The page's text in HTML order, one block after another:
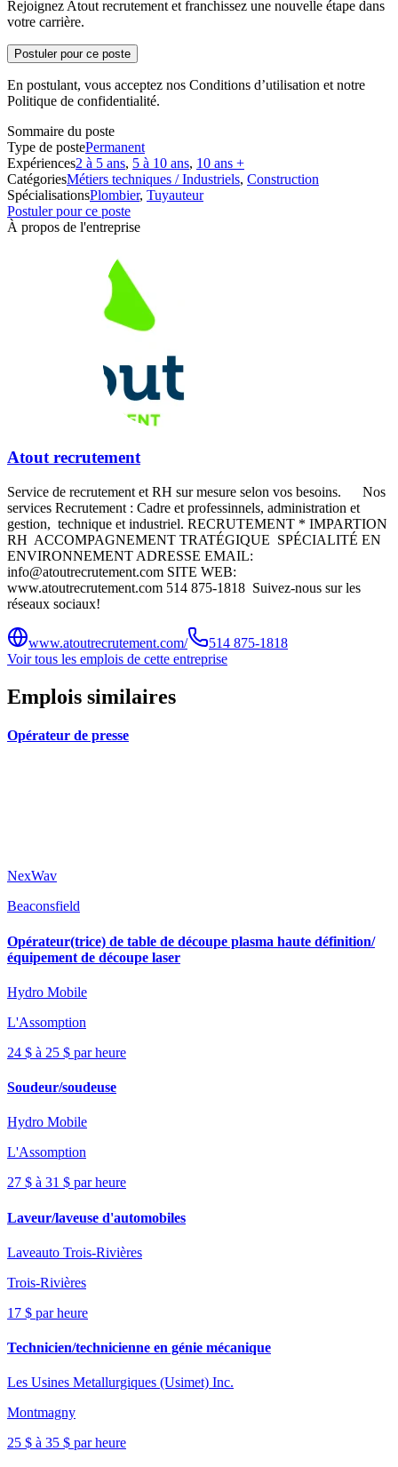
Rejoignez Atout recrutement et franchissez une nouvelle étape dans
votre carrière.
Postuler pour ce poste
En postulant, vous acceptez nos Conditions d’utilisation et notre
Politique de confidentialité.
Sommaire du poste
Type de postePermanent
Expériences2 à 5 ans, 5 à 10 ans, 10 ans +
CatégoriesMétiers techniques / Industriels, Construction
SpécialisationsPlombier, Tuyauteur
Postuler pour ce poste
À propos de l'entreprise
Atout recrutement
Service de recrutement et RH sur mesure selon vos besoins. Nos
services Recrutement : Cadre et professinnels, administration et
gestion, technique et industriel. RECRUTEMENT * IMPARTION
RH ACCOMPAGNEMENT TRATÉGIQUE SPÉCIALITÉ EN
ENVIRONNEMENT ADRESSE EMAIL:
info@atoutrecrutement.com SITE WEB:
www.atoutrecrutement.com 514 875-1818 Suivez-nous sur les
réseaux sociaux!
www.atoutrecrutement.com/
514 875-1818
Voir tous les emplois de cette entreprise
Emplois similaires
Opérateur de presse
NexWav
Beaconsfield
Opérateur(trice) de table de découpe plasma haute définition/
équipement de découpe laser
Hydro Mobile
L'Assomption
24 $ à 25 $ par heure
Soudeur/soudeuse
Hydro Mobile
L'Assomption
27 $ à 31 $ par heure
Laveur/laveuse d'automobiles
Laveauto Trois-Rivières
Trois-Rivières
17 $ par heure
Technicien/technicienne en génie mécanique
Les Usines Metallurgiques (Usimet) Inc.
Montmagny
25 $ à 35 $ par heure